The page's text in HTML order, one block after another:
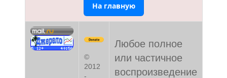
На главную
©
2012
-
Любое полное
или частичное
воспроизведение